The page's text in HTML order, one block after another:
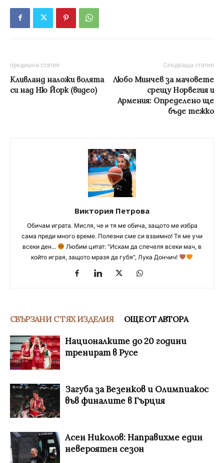
предишна статия
Кливланд наложи волята
си над Ню Йорк (видео)
Следваща статия
Любо Минчев за мачовете
срещу Норвегия и
Армения: Определено ще
бъде тежко
Виктория Петрова
Обичам играта. Мисля, че и тя ме обича, защото ме избра
сама преди много време. Полезни сме си взаимно! Тя ме учи
всеки ден...
Любим цитат: "Искам да спечеля всеки мач, в
който играя, защото мразя да губя", Лука Дончич!
СВЪРЗАНИ С ТЯХ ИЗДЕЛИЯ ОЩЕ ОТ АВТОРА
Националките до 20 години
тренират в Русе
Загуба за Везенков и Олимпиакос
във финалите в Гърция
Асен Николов: Направихме един
невероятен сезон